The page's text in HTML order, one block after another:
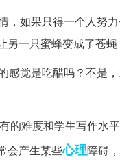
，如果只得一个人努
另一只蜜蜂变成了苍蝇
感觉是吃醋吗？不是
的难度和学生写作水
会产生某些心理障碍